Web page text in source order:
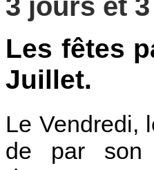
3 jours et
Les fêtes
Juillet.
Le Vendredi,
de par son